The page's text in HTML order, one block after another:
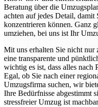
Beratung über die
achten auf jedes Detail, damit
konzentrieren können. Ganz
umziehen, bei uns ist Ihr
Mit uns erhalten Sie nicht nur
eine transparente und
wichtig es ist, dass alles nach
Egal, ob Sie nach einer
Umzugsfirma suchen, wir
Ihre Bedürfnisse abgestimmt
stressfreier Umzug ist